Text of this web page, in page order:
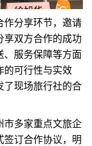
分享环节，邀请
享双方合作的成功
、服务保障等方面
的可行性与实效
了现场旅行社的合
多家重点文旅企
签订合作协议，明